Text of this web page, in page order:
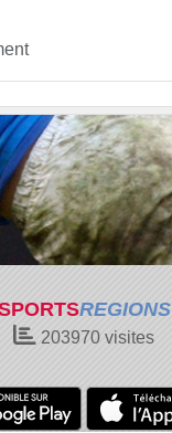
REGIONS
203970 visites